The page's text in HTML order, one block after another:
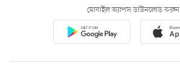
মোবাইল অ্যাপস ডাউনলোড করুন